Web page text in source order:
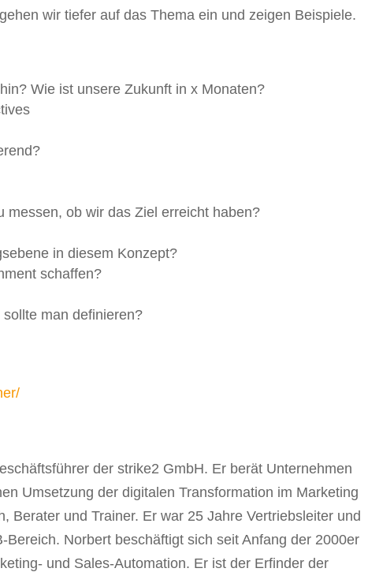
wir tiefer auf das Thema ein und zeigen Beispiele.
Wie ist unsere Zukunft in x Monaten?
messen, ob wir das Ziel erreicht haben?
in diesem Konzept?
schaffen?
man definieren?
der strike2 GmbH. Er berät Unternehmen
Umsetzung der digitalen Transformation im Marketing
Berater und Trainer. Er war 25 Jahre Vertriebsleiter und
Norbert beschäftigt sich seit Anfang der 2000er
und Sales-Automation. Er ist der Erfinder der